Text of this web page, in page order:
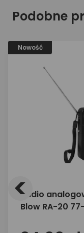
Podobne
Nowość
Radio
Blow RA-20
<